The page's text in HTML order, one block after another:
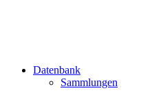
Datenbank
Sammlungen